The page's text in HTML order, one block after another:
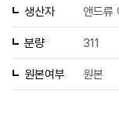
생산자 앤드류
분량 311
원본여부 원본